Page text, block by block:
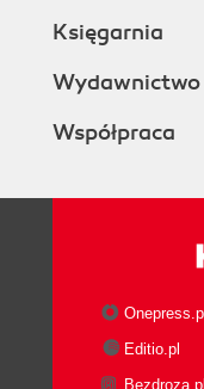
Księgarnia
Wydawnictwo
Współpraca
Editio.pl
Bezdroza.pl